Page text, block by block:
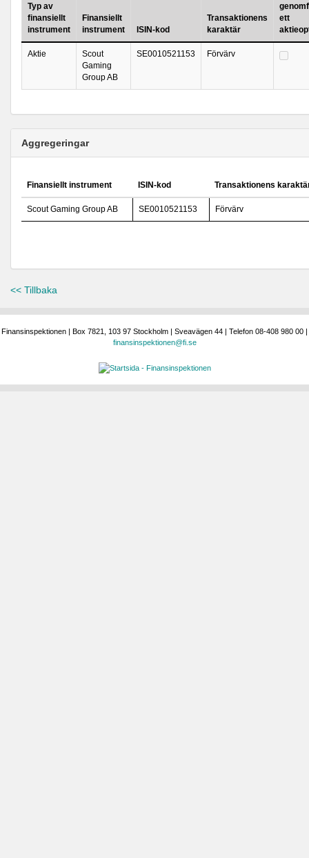
Typ av
finansiellt
instrument
Finansiellt
instrument
ISIN-kod
Transaktionens
karaktär
ett
Aktie
Scout
Gaming
Group AB
SE0010521153 Förvärv
Aggregeringar
Finansiellt instrument ISIN-kod Transaktionens
Scout Gaming Group AB SE0010521153 Förvärv
<< Tillbaka
Finansinspektionen | Box 7821, 103 97 Stockholm | Sveavägen 44 | Telefon 08-408 980 00 |
finansinspektionen@fi.se